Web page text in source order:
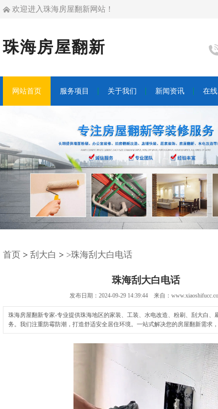
欢迎进入珠海房屋翻新网站！
珠海房屋翻新
网站首页 服务项目 关于我们 新闻资讯 在
首页 > 刮大白 > >珠海刮大白电话
珠海刮大白电话
发布日期：2024-09-29 14:39:44 来自：
珠海房屋翻新专家-专业提供珠海地区的家装、工装、水电改造、粉刷、刮大白、
务。我们注重防霉防潮，打造舒适安全居住环境。一站式解决您的房屋翻新需求